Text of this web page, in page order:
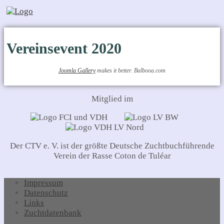
Vereinsevent 2020
Joomla Gallerymakes it better. Balbooa.com
Mitglied im
Der CTV e. V. ist der größte Deutsche Zuchtbuchführende
Verein der Rasse Coton de Tuléar
Impressum
Datenschutz
Links
Zuchtdatenbank